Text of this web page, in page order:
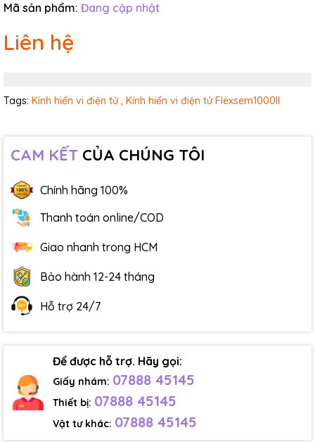
Mã sản phẩm: Đang cập nhật
Liên hệ
Tags: Kính hiển vi điện tử , Kính hiển vi điện tử Flexsem1000II
CAM KẾT CỦA CHÚNG TÔI
Chính hãng 100%
Thanh toán online/COD
Giao nhanh trong HCM
Bảo hành 12-24 tháng
Hỗ trợ 24/7
Để được hỗ trợ. Hãy gọi:
Giấy nhám: 07888 45145
Thiết bị: 07888 45145
Vật tư khác: 07888 45145